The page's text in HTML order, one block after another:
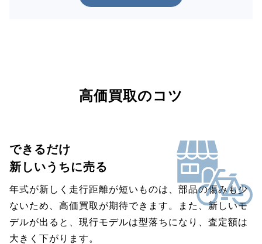
高価買取のコツ
できるだけ
新しいうちに売る
年式が新しく走行距離が短いものは、部品の傷みも少
ないため、高価買取が期待できます。また、新しいモ
デルが出ると、現行モデルは型落ちになり、査定額は
大きく下がります。